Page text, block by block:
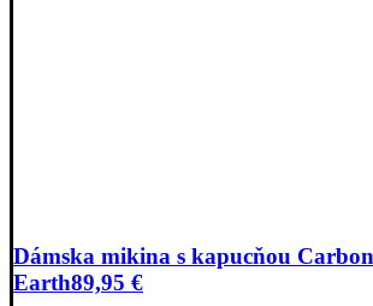
Dámska mikina s kapucňou
Earth89,95 €